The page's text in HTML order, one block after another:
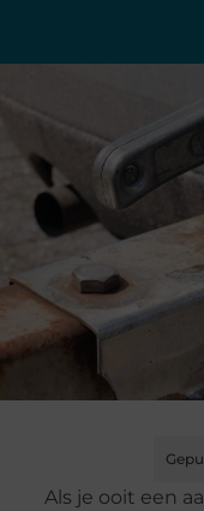
Als je ooit een